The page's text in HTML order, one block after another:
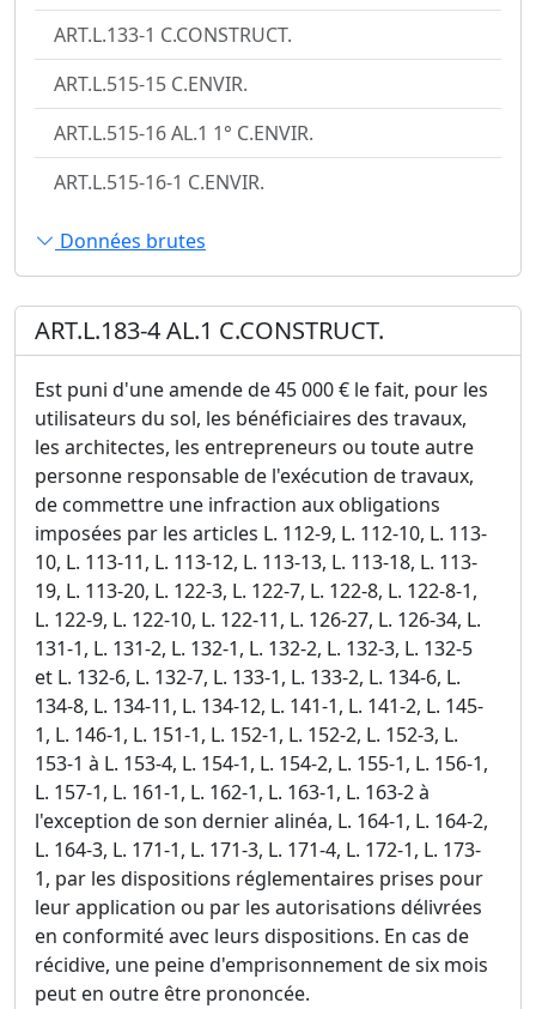
ART.L.133-1 C.CONSTRUCT.
ART.L.515-15 C.ENVIR.
ART.L.515-16 AL.1 1° C.ENVIR.
ART.L.515-16-1 C.ENVIR.
Données brutes
ART.L.183-4 AL.1 C.CONSTRUCT.
Est puni d'une amende de 45 000 € le fait, pour les
utilisateurs du sol, les bénéficiaires des travaux,
les architectes, les entrepreneurs ou toute autre
personne responsable de l'exécution de travaux,
de commettre une infraction aux obligations
imposées par les articles L. 112-9, L. 112-10, L. 113-
10, L. 113-11, L. 113-12, L. 113-13, L. 113-18, L. 113-
19, L. 113-20, L. 122-3, L. 122-7, L. 122-8, L. 122-8-1,
L. 122-9, L. 122-10, L. 122-11, L. 126-27, L. 126-34, L.
131-1, L. 131-2, L. 132-1, L. 132-2, L. 132-3, L. 132-5
et L. 132-6, L. 132-7, L. 133-1, L. 133-2, L. 134-6, L.
134-8, L. 134-11, L. 134-12, L. 141-1, L. 141-2, L. 145-
1, L. 146-1, L. 151-1, L. 152-1, L. 152-2, L. 152-3, L.
153-1 à L. 153-4, L. 154-1, L. 154-2, L. 155-1, L. 156-1,
L. 157-1, L. 161-1, L. 162-1, L. 163-1, L. 163-2 à
l'exception de son dernier alinéa, L. 164-1, L. 164-2,
L. 164-3, L. 171-1, L. 171-3, L. 171-4, L. 172-1, L. 173-
1, par les dispositions réglementaires prises pour
leur application ou par les autorisations délivrées
en conformité avec leurs dispositions. En cas de
récidive, une peine d'emprisonnement de six mois
peut en outre être prononcée.